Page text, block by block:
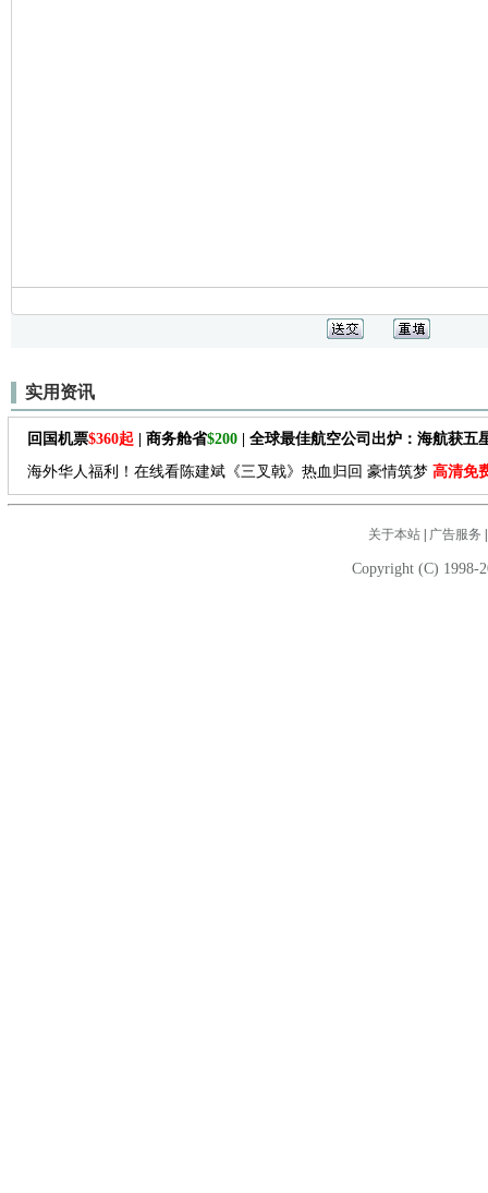
实用资讯
回国机票$360起 | 商务舱省$200 | 全球最佳航空公司出炉：海航获五
海外华人福利！在线看陈建斌《三叉戟》热血归回 豪情筑梦 高清免
关于本站| 广告服务
Copyright (C) 1998-